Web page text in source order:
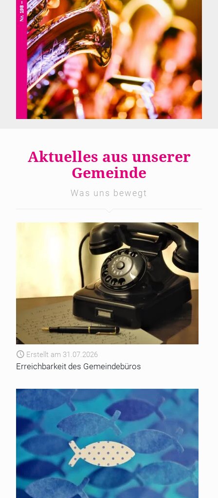
Aktuelles aus unserer
Gemeinde
Was uns bewegt
Erstellt am 31.07.2026
Erreichbarkeit des Gemeindebüros